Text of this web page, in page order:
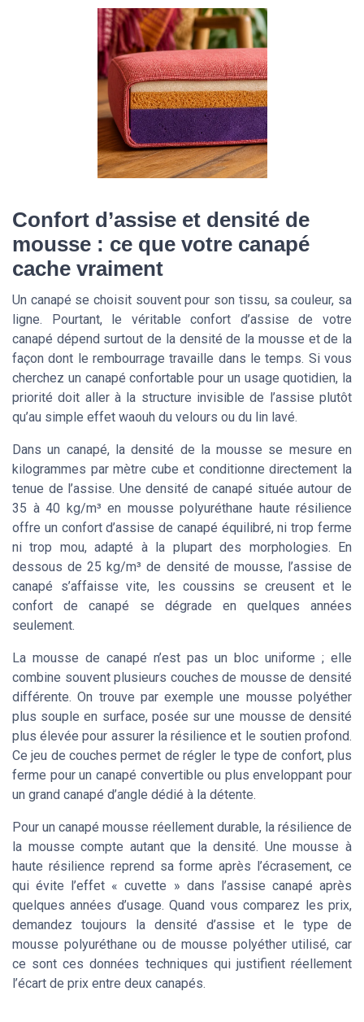
Confort d’assise et densité de
mousse : ce que votre canapé
cache vraiment
Un canapé se choisit souvent pour son tissu, sa couleur, sa
ligne. Pourtant, le véritable confort d’assise de votre
canapé dépend surtout de la densité de la mousse et de la
façon dont le rembourrage travaille dans le temps. Si vous
cherchez un canapé confortable pour un usage quotidien, la
priorité doit aller à la structure invisible de l’assise plutôt
qu’au simple effet waouh du velours ou du lin lavé.
Dans un canapé, la densité de la mousse se mesure en
kilogrammes par mètre cube et conditionne directement la
tenue de l’assise. Une densité de canapé située autour de
35 à 40 kg/m³ en mousse polyuréthane haute résilience
offre un confort d’assise de canapé équilibré, ni trop ferme
ni trop mou, adapté à la plupart des morphologies. En
dessous de 25 kg/m³ de densité de mousse, l’assise de
canapé s’affaisse vite, les coussins se creusent et le
confort de canapé se dégrade en quelques années
seulement.
La mousse de canapé n’est pas un bloc uniforme ; elle
combine souvent plusieurs couches de mousse de densité
différente. On trouve par exemple une mousse polyéther
plus souple en surface, posée sur une mousse de densité
plus élevée pour assurer la résilience et le soutien profond.
Ce jeu de couches permet de régler le type de confort, plus
ferme pour un canapé convertible ou plus enveloppant pour
un grand canapé d’angle dédié à la détente.
Pour un canapé mousse réellement durable, la résilience de
la mousse compte autant que la densité. Une mousse à
haute résilience reprend sa forme après l’écrasement, ce
qui évite l’effet « cuvette » dans l’assise canapé après
quelques années d’usage. Quand vous comparez les prix,
demandez toujours la densité d’assise et le type de
mousse polyuréthane ou de mousse polyéther utilisé, car
ce sont ces données techniques qui justifient réellement
l’écart de prix entre deux canapés.